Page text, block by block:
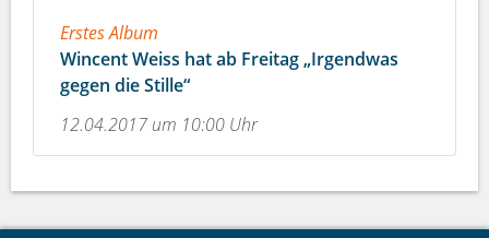
Erstes Album
Wincent Weiss hat ab Freitag „Irgendwas
gegen die Stille“
12.04.2017 um 10:00 Uhr